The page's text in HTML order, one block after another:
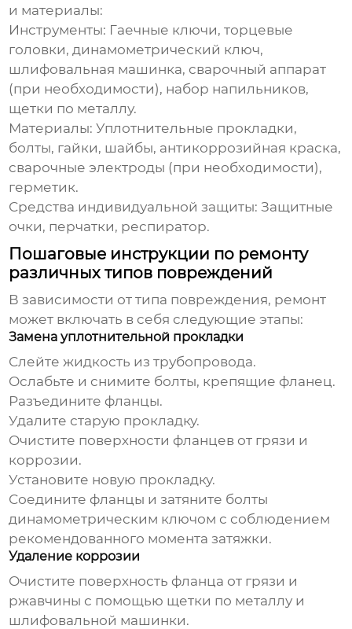
и материалы:
Инструменты: Гаечные ключи, торцевые
головки, динамометрический ключ,
шлифовальная машинка, сварочный аппарат
(при необходимости), набор напильников,
щетки по металлу.
Материалы: Уплотнительные прокладки,
болты, гайки, шайбы, антикоррозийная краска,
сварочные электроды (при необходимости),
герметик.
Средства индивидуальной защиты: Защитные
очки, перчатки, респиратор.
Пошаговые инструкции по ремонту
различных типов повреждений
В зависимости от типа повреждения, ремонт
может включать в себя следующие этапы:
Замена уплотнительной прокладки
Слейте жидкость из трубопровода.
Ослабьте и снимите болты, крепящие фланец.
Разъедините фланцы.
Удалите старую прокладку.
Очистите поверхности фланцев от грязи и
коррозии.
Установите новую прокладку.
Соедините фланцы и затяните болты
динамометрическим ключом с соблюдением
рекомендованного момента затяжки.
Удаление коррозии
Очистите поверхность фланца от грязи и
ржавчины с помощью щетки по металлу и
шлифовальной машинки.